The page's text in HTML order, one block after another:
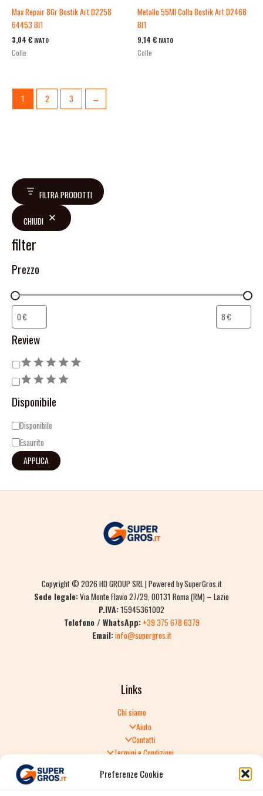
Preferenze Cookie
FILTRA PRODOTTI
CHIUDI
filter
Prezzo
Review
Disponibile
Disponibile
Esaurito
APPLICA
Max Repair 8Gr Bostik Art.D2258
64453 Bl1
3,04 € IVATO
Colle
Metallo 55Ml Colla Bostik Art.D2468
Bl1
9,14 € IVATO
Colle
1 2 3 →
Copyright © 2026 HD GROUP SRL | Powered by SuperGros.it
Sede legale:Via Monte Flavio 27/29, 00131 Roma (RM) – Lazio
P.IVA:15945361002
Telefono / WhatsApp: +39 375 678 6379
Email:info@supergros.it
Links
Chi siamo
Aiuto
Contatti
Termini e Condizioni
Politica di Reso